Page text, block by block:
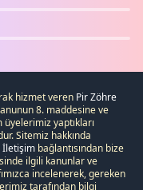
hizmet veren Pir Zöhre
8. maddesine ve
yaptıkları
Sitemiz hakkında
İletişim bağlantısından bize
ilgili kanunlar ve
incelenerek, gereken
tarafından bilgi